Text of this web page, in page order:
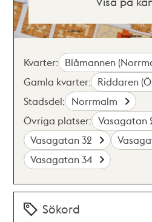
Kvarter: Blåmannen
Gamla kvarter: Riddaren
Stadsdel: Norrmalm
Övriga platser: Vasagatan
Vasagatan 32
Vasagatan 34
Sökord